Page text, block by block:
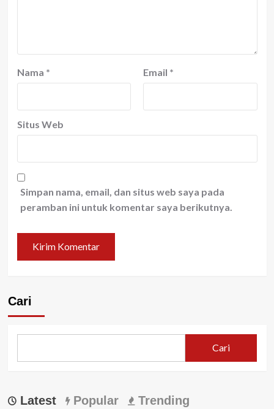
Nama * Email *
Situs Web
Simpan nama, email, dan situs web saya pada
peramban ini untuk komentar saya berikutnya.
Cari
Cari
Latest Popular Trending